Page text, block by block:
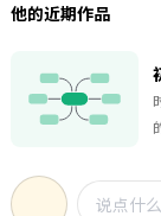
他的近期作品